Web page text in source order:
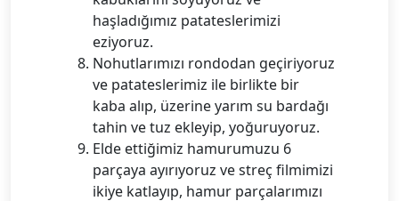
haşladığımız patateslerimizi
eziyoruz.
Nohutlarımızı rondodan geçiriyoruz
ve patateslerimiz ile birlikte bir
kaba alıp, üzerine yarım su bardağı
tahin ve tuz ekleyip, yoğuruyoruz.
Elde ettiğimiz hamurumuzu 6
parçaya ayırıyoruz ve streç filmimizi
ikiye katlayıp, hamur parçalarımızı